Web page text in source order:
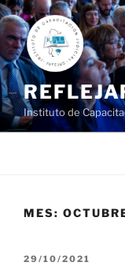
Ir
al
contenido
Instituto de
MES:
PUBLICADO
29/10/2021